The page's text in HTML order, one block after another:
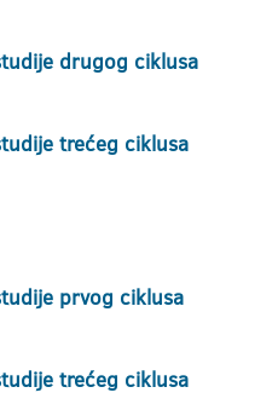
drugog ciklusa
trećeg ciklusa
prvog ciklusa
trećeg ciklusa